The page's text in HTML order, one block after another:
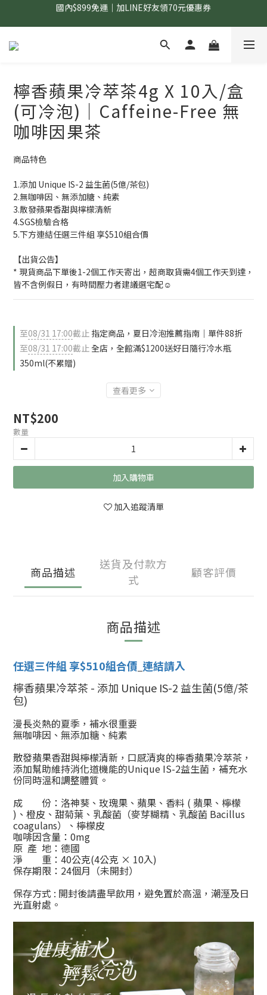
國內$899免運｜加LINE好友領70元優惠券
訂單滿$1,200｜送好日隨行冷水瓶 (贈完為止)
國內$899免運｜加LINE好友領70元優惠券
檸香蘋果冷萃茶4g X 10入/盒
(可冷泡)｜Caffeine-Free 無
咖啡因果茶
商品特色
1.添加 Unique IS-2 益生菌(5億/茶包)
2.無咖啡因、無添加糖、純素
3.散發蘋果香甜與檸檬清新
4.SGS檢驗合格
5.下方連結任選三件組 享$510組合價
【出貨公告】
* 現貨商品下單後1-2個工作天寄出，超商取貨需4個工作天到達，
皆不含例假日，有時間壓力者建議選宅配☺️
至08/31 17:00截止 指定商品，夏日冷泡推薦指南｜單件88折
至08/31 17:00截止全店，全館滿$1200送好日隨行冷水瓶
350ml(不累贈)
查看更多
NT$200
數量
加入購物車
加入追蹤清單
商品描述
送貨及付款方
式
顧客評價
商品描述
任選三件組 享$510組合價 連結請入
檸香蘋果冷萃茶 - 添加 Unique IS-2 益生菌(5億/茶
包)
漫長炎熱的夏季， 補水很重要
無咖啡因、無添加糖、純素
散發蘋果香甜與檸檬清新，口感清爽的檸香蘋果冷萃茶，
添加幫助維持消化道機能的Unique IS-2益生菌，補充水
份同時溫和調整體質。
成 份： 洛神葵、玫瑰果、蘋果、香料 ( 蘋果、檸檬
)、橙皮、 甜菊葉、乳酸菌（麥芽糊精、乳酸菌 Bacillus
coagulans）、 檸檬皮
咖啡因含量：0mg
原 產 地：德國
淨 重：40公克(4公克 × 10入)
保存期限：24個月（未開封）
保存方式 : 開封後請盡早飲用，避免置於高溫，潮溼及日
光直射處。